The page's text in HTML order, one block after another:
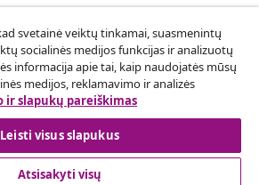
užsakymo.
atsisakymas
svetainė veiktų tinkamai, suasmenintų
socialinės medijos funkcijas ir analizuotų
informacija apie tai, kaip naudojatės mūsų
medijos, reklamavimo ir analizės
ir slapukų pareiškimas
Leisti visus slapukus
Atsisakyti visų